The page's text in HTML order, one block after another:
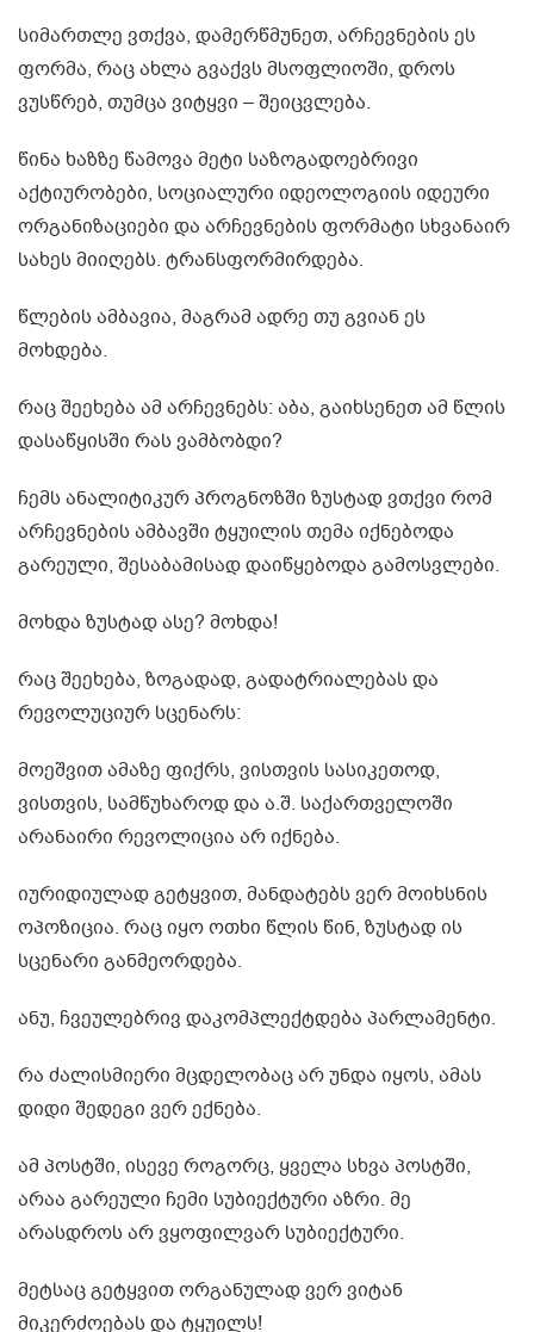
სიმართლე ვთქვა, დამერწმუნეთ, არჩევნების ეს
ფორმა, რაც ახლა გვაქვს მსოფლიოში, დროს
ვუსწრებ, თუმცა ვიტყვი – შეიცვლება.
წინა ხაზზე წამოვა მეტი საზოგადოებრივი
აქტიურობები, სოციალური იდეოლოგიის იდეური
ორგანიზაციები და არჩევნების ფორმატი სხვანაირ
სახეს მიიღებს. ტრანსფორმირდება.
წლების ამბავია, მაგრამ ადრე თუ გვიან ეს
მოხდება.
რაც შეეხება ამ არჩევნებს: აბა, გაიხსენეთ ამ წლის
დასაწყისში რას ვამბობდი?
ჩემს ანალიტიკურ პროგნოზში ზუსტად ვთქვი რომ
არჩევნების ამბავში ტყუილის თემა იქნებოდა
გარეული, შესაბამისად დაიწყებოდა გამოსვლები.
მოხდა ზუსტად ასე? მოხდა!
რაც შეეხება, ზოგადად, გადატრიალებას და
რევოლუციურ სცენარს:
მოეშვით ამაზე ფიქრს, ვისთვის სასიკეთოდ,
ვისთვის, სამწუხაროდ და ა.შ. საქართველოში
არანაირი რევოლიცია არ იქნება.
იურიდიულად გეტყვით, მანდატებს ვერ მოიხსნის
ოპოზიცია. რაც იყო ოთხი წლის წინ, ზუსტად ის
სცენარი განმეორდება.
ანუ, ჩვეულებრივ დაკომპლექტდება პარლამენტი.
რა ძალისმიერი მცდელობაც არ უნდა იყოს, ამას
დიდი შედეგი ვერ ექნება.
ამ პოსტში, ისევე როგორც, ყველა სხვა პოსტში,
არაა გარეული ჩემი სუბიექტური აზრი. მე
არასდროს არ ვყოფილვარ სუბიექტური.
მეტსაც გეტყვით ორგანულად ვერ ვიტან
მიკერძოებას და ტყუილს!